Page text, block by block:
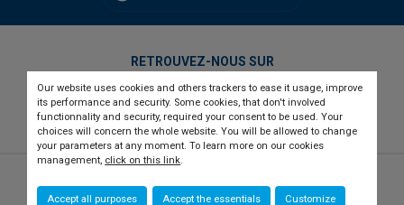
Our website uses cookies and others trackers to ease it usage, improve
its performance and security. Some cookies, that don't involved
functionnality and security, required your consent to be used. Your
choices will concern the whole website. You will be allowed to change
your parameters at any moment. To learn more on our cookies
management, click on this link.
Accept all purposes Accept the essentials Customize
RETROUVEZ-NOUS SUR
twitterlinkedinyoutube